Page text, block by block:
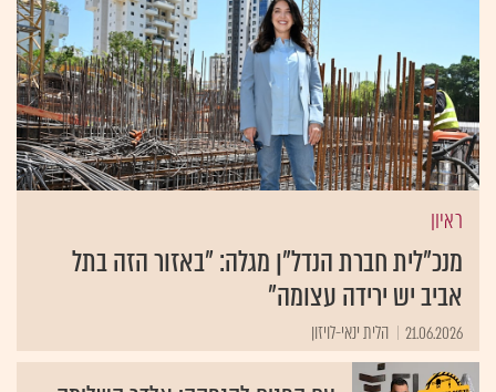
ראיון
מנכ"לית חברת הנדל"ן מגלה: "באזור הזה בתל
אביב יש ירידה עצומה"
21.06.2026 הלית ינאי-לויזון